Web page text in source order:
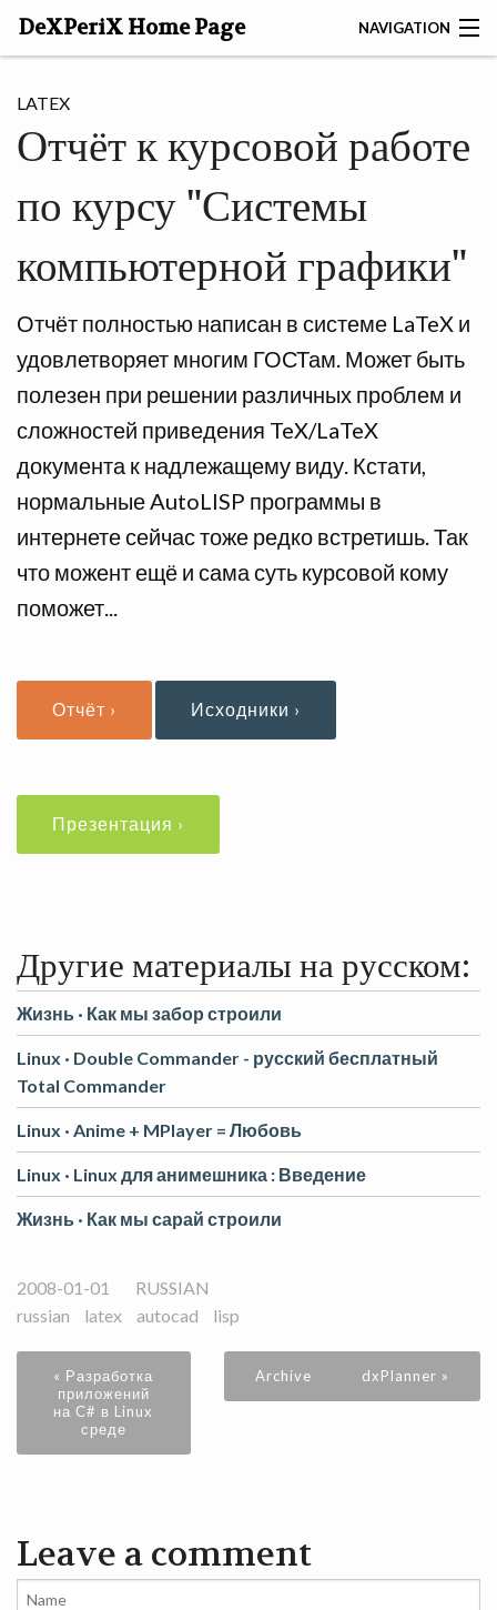
DeXPeriX Home Page NAVIGATION
ABOUT
SITES
ARTICLES
PHOTO
RUSSIAN
BLOG
LATEX
Отчёт к курсовой работе
по курсу "Системы
компьютерной графики"
Отчёт полностью написан в системе LaTeX и
удовлетворяет многим ГОСТам. Может быть
полезен при решении различных проблем и
сложностей приведения TeX/LaTeX
документа к надлежащему виду. Кстати,
нормальные AutoLISP программы в
интернете сейчас тоже редко встретишь. Так
что можент ещё и сама суть курсовой кому
поможет...
Отчёт › Исходники ›
Презентация ›
Другие материалы на русском:
Жизнь · Как мы забор строили
Linux · Double Commander - русский бесплатный
Total Commander
Linux · Anime + MPlayer = Любовь
Linux · Linux для анимешника : Введение
Жизнь · Как мы сарай строили
2008-01-01
RUSSIAN
russian
latex autocad lisp
« Разработка
приложений
на С# в Linux
среде
Archive dxPlanner »
Leave a comment